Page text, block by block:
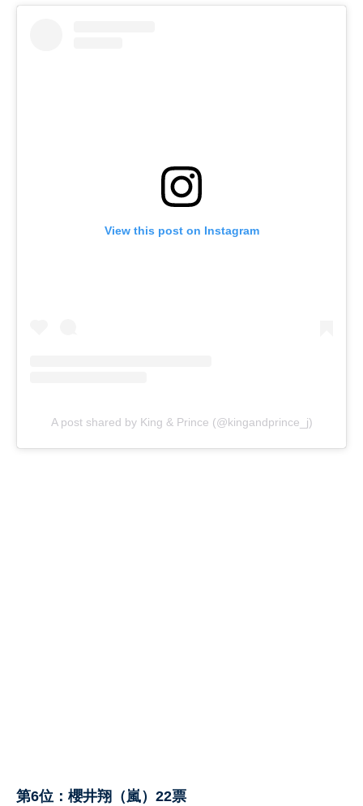
View this post on Instagram
A post shared by King & Prince (@kingandprince_j)
第6位：櫻井翔（嵐）22票